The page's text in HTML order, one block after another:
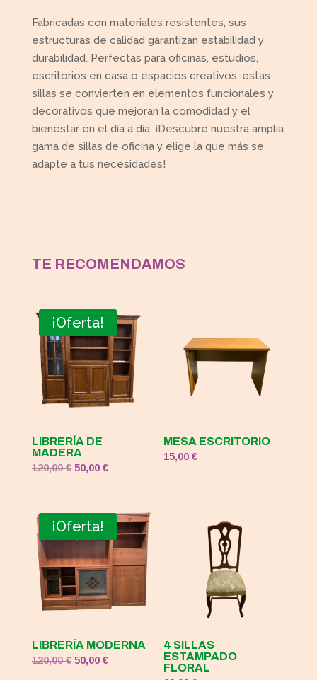
Fabricadas con materiales resistentes, sus
estructuras de calidad garantizan estabilidad y
durabilidad. Perfectas para oficinas, estudios,
escritorios en casa o espacios creativos, estas
sillas se convierten en elementos funcionales y
decorativos que mejoran la comodidad y el
bienestar en el día a día. ¡Descubre nuestra amplia
gama de sillas de oficina y elige la que más se
adapte a tus necesidades!
TE RECOMENDAMOS
¡Oferta!
LIBRERÍA DE
MADERA
120,00€ El
era:
120,00 €.
50,00 €El
es:
50,00 €.
MESA ESCRITORIO
15,00€
¡Oferta!
LIBRERÍA MODERNA
120,00€ El
50,00 €El
4 SILLAS
ESTAMPADO
FLORAL